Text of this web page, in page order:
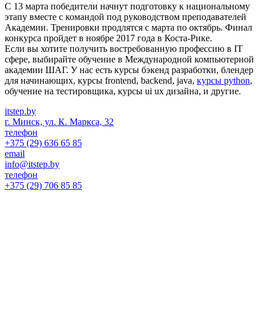
С 13 марта победители начнут подготовку к национальному
этапу вместе с командой под руководством преподавателей
Академии. Тренировки продлятся с марта по октябрь. Финал
конкурса пройдет в ноябре 2017 года в Коста-Рике.
Если вы хотите получить востребованную профессию в IT
сфере, выбирайте обучение в Международной компьютерной
академии ШАГ. У нас есть курсы бэкенд разработки, блендер
для начинающих, курсы frontend, backend, java, курсы python,
обучение на тестировщика, курсы ui ux дизайна, и другие.
itstep.by
г. Минск, ул. К. Маркса, 32
телефон
+375 (29) 636 65 85
email
info@itstep.by
телефон
+375 (29) 706 85 85